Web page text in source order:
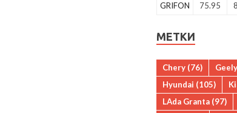
GRIFON
75.95
МЕТКИ
Chery (76) Geely
Hyundai (105)
LAda Granta (97)